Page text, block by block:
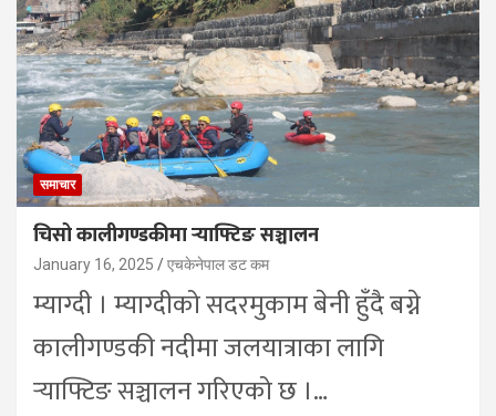
समाचार
चिसो कालीगण्डकीमा र्‍याफ्टिङ सञ्चालन
January 16, 2025 एचकेनेपाल डट कम
म्याग्दी । म्याग्दीको सदरमुकाम बेनी हुँदै बग्ने
कालीगण्डकी नदीमा जलयात्राका लागि
र्‍याफ्टिङ सञ्चालन गरिएको छ ।…